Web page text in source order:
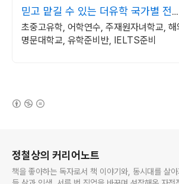
믿고 맡길 수 있는 더유학 국가별 전문
가 1:1무료상담
초중고유학, 어학연수, 주재원자녀학교, 해
명문대학교, 유학준비반, IELTS준비
정철상의 커리어노트
책을 좋아하는 독자로서 책 이야기와, 동시대를 살